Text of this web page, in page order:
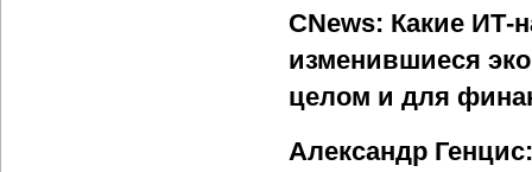
CNews: Какие ИТ-
изменившиеся
целом и для
Александр Генцис: